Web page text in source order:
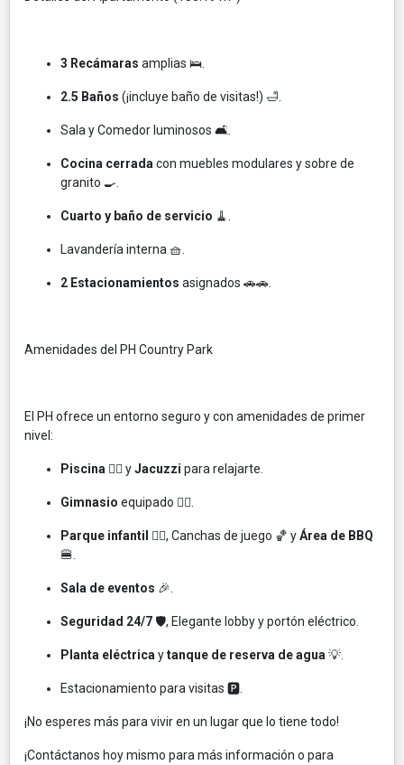
3 Recámaras amplias 🛌.
2.5 Baños (¡incluye baño de visitas!) 🛁.
Sala y Comedor luminosos 🛋️.
Cocina cerrada con muebles modulares y sobre de
granito 🍳.
Cuarto y baño de servicio 🧹.
Lavandería interna 🧺.
2 Estacionamientos asignados 🚗🚗.
Amenidades del PH Country Park
El PH ofrece un entorno seguro y con amenidades de primer
nivel:
Piscina 🏊‍♀️ yJacuzzi para relajarte.
Gimnasio equipado 🏋️‍♀️.
Parque infantil 🤸‍♂️, Canchas de juego 🏀 yÁrea de BBQ
🍔.
Sala de eventos 🎉.
Seguridad 24/7 🛡️, Elegante lobby y portón eléctrico.
Planta eléctrica ytanque de reserva de agua 💡.
Estacionamiento para visitas 🅿️.
¡No esperes más para vivir en un lugar que lo tiene todo!
¡Contáctanos hoy mismo para más información o para